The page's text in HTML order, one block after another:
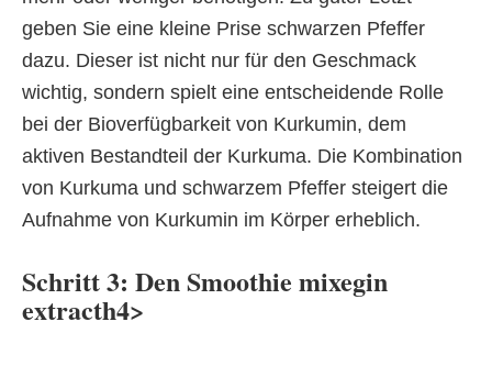
geben Sie eine kleine Prise schwarzen Pfeffer
dazu. Dieser ist nicht nur für den Geschmack
wichtig, sondern spielt eine entscheidende Rolle
bei der Bioverfügbarkeit von Kurkumin, dem
aktiven Bestandteil der Kurkuma. Die Kombination
von Kurkuma und schwarzem Pfeffer steigert die
Aufnahme von Kurkumin im Körper erheblich.
Schritt 3: Den Smoothie mixegin
extracth4>